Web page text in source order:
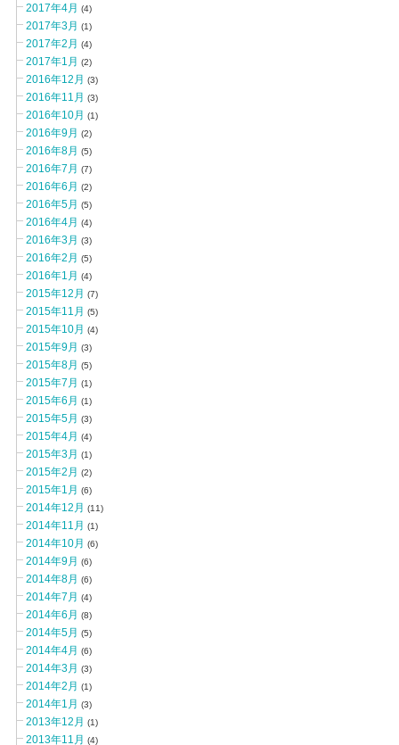
2017年4月 (4)
2017年3月 (1)
2017年2月 (4)
2017年1月 (2)
2016年12月 (3)
2016年11月 (3)
2016年10月 (1)
2016年9月 (2)
2016年8月 (5)
2016年7月 (7)
2016年6月 (2)
2016年5月 (5)
2016年4月 (4)
2016年3月 (3)
2016年2月 (5)
2016年1月 (4)
2015年12月 (7)
2015年11月 (5)
2015年10月 (4)
2015年9月 (3)
2015年8月 (5)
2015年7月 (1)
2015年6月 (1)
2015年5月 (3)
2015年4月 (4)
2015年3月 (1)
2015年2月 (2)
2015年1月 (6)
2014年12月 (11)
2014年11月 (1)
2014年10月 (6)
2014年9月 (6)
2014年8月 (6)
2014年7月 (4)
2014年6月 (8)
2014年5月 (5)
2014年4月 (6)
2014年3月 (3)
2014年2月 (1)
2014年1月 (3)
2013年12月 (1)
2013年11月 (4)